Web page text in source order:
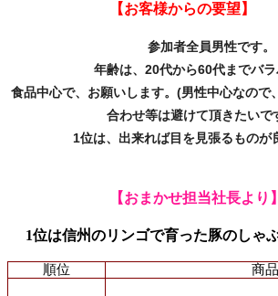
【お客様からの要望】
参加者全員男性です。
年齢は、20代から60代までバラ
食品中心で、お願いします。(男性中心なので、
合わせ等は避けて頂きたいで
1位は、出来れば目を見張るものが
【おまかせ担当社長より】
1位は信州のリンゴで育った豚のしゃ
順位 商